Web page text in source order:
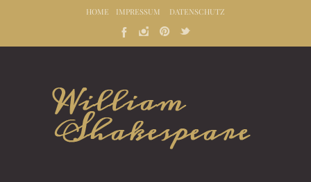
HOME IMPRESSUM DATENSCHUTZ